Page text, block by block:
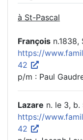
à St-Pascal
François n.1838,
https://
42
p/m : Paul
Lazare n. le 3,
https://
42